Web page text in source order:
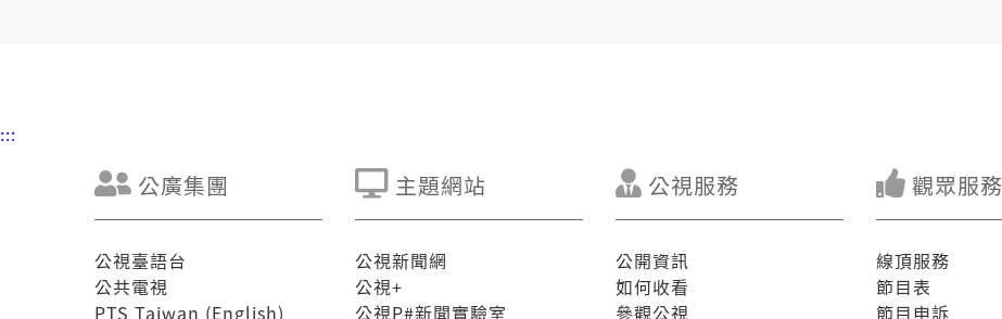
:::
公廣集團
公視臺語台
公共電視
PTS Taiwan (English)
主題網站
公視新聞網
公視+
公視P#新聞實驗室
公視服務
公開資訊
如何收看
參觀公視
觀眾服務
線頂服務
節目表
節目申訴